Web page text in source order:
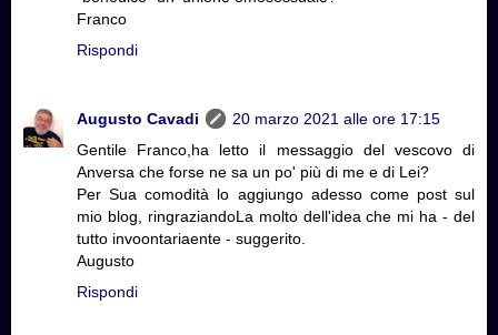
Franco
Rispondi
Augusto Cavadi
20 marzo 2021 alle ore 17:15
Gentile Franco,ha letto il messaggio del vescovo di
Anversa che forse ne sa un po' più di me e di Lei?
Per Sua comodità lo aggiungo adesso come post sul
mio blog, ringraziandoLa molto dell'idea che mi ha - del
tutto invoontariaente - suggerito.
Augusto
Rispondi